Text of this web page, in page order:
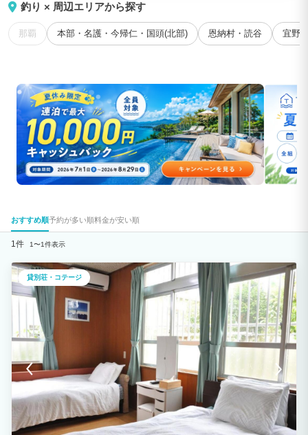
釣り × 周辺エリアから探す
那覇 本部・名護・今帰仁・国頭(北部) 恩納村・読谷 宜野
おすすめ順予約が多い順料金が安い順
1件 1〜1件表示
貸別荘・コテージ